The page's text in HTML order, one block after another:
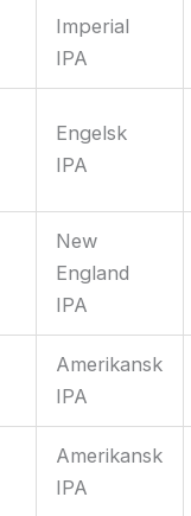
Imperial
IPA
Engelsk
IPA
New
England
IPA
Amerikansk
IPA
Amerikansk
IPA